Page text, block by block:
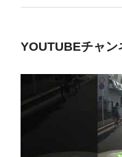
YOUTUBEチャン